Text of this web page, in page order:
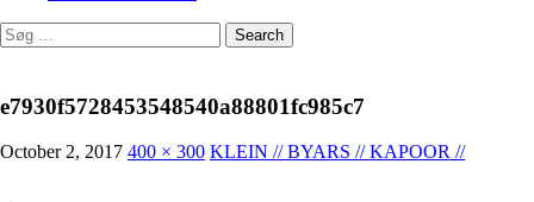
Search
for:
e7930f5728453548540a88801fc985c7
October 2, 2017 400 × 300 KLEIN // BYARS // KAPOOR //